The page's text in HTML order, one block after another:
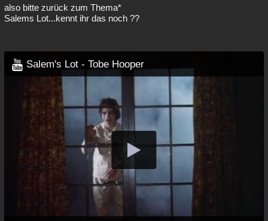
Musik Clash Verbesserungen
Übersichten
Lesenswert Schlüsselwörter
also bitte zurück zum Thema*
Salems Lot...kennt ihr das noch ??
Salem's Lot - Tobe Hooper